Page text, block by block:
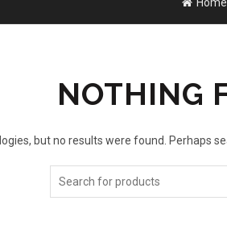
NOTHING
but no results were found. Perhaps